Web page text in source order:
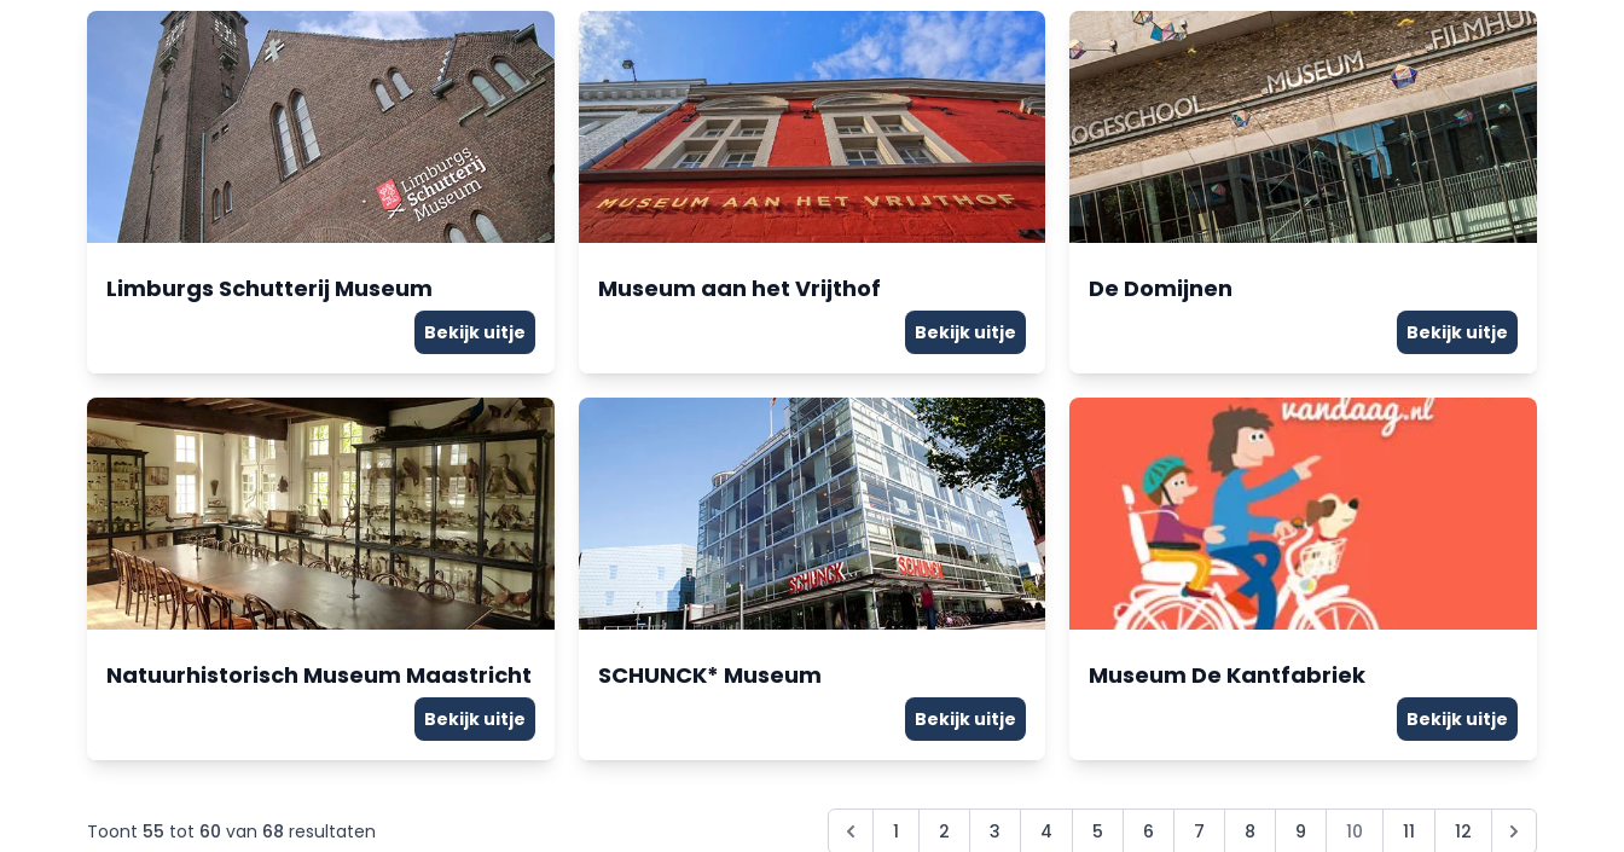
Limburgs Schutterij Museum
Bekijk uitje
Museum aan het Vrijthof
Bekijk uitje
De Domijnen
Bekijk uitje
Natuurhistorisch Museum Maastricht
Bekijk uitje
SCHUNCK* Museum
Bekijk uitje
Museum De Kantfabriek
Bekijk uitje
Toont 55 tot 60 van 68 resultaten 1 2 3 4 5 6 7 8 9 10 11 12